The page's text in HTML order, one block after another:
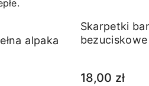
alpaka
Skarpetki
18,00 zł